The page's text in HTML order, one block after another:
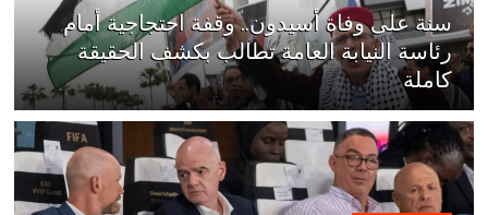
سنة على وفاة أسيدون.. وقفة احتجاجية أمام
رئاسة النيابة العامة تطالب بكشف الحقيقة
كاملة